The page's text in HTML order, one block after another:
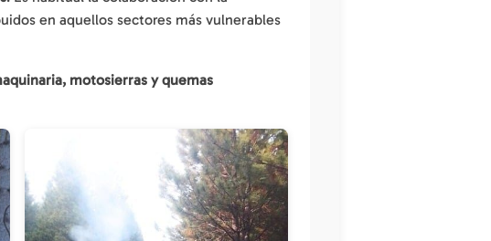
en aquellos sectores más vulnerables
motosierras y quemas